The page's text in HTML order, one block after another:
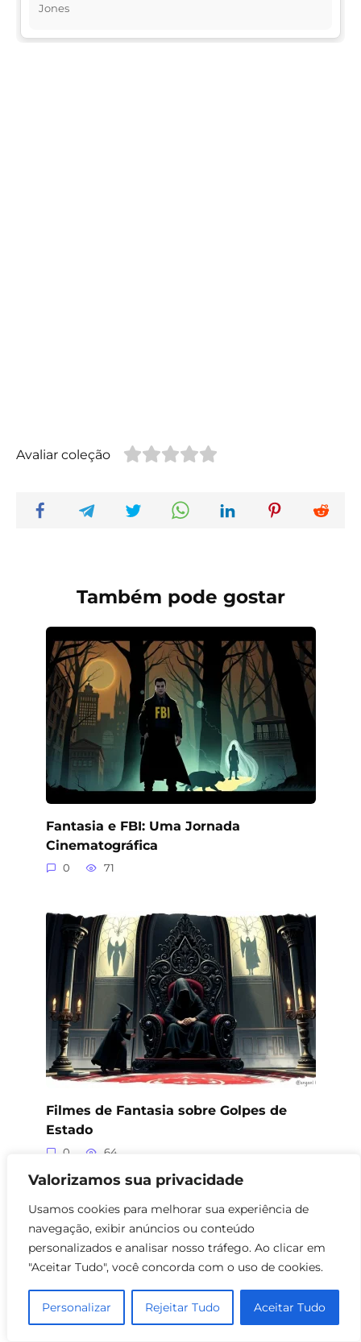
Valorizamos sua privacidade
Usamos cookies para melhorar sua experiência de
navegação, exibir anúncios ou conteúdo
personalizados e analisar nosso tráfego. Ao clicar em
"Aceitar Tudo", você concorda com o uso de cookies.
Personalizar Rejeitar Tudo Aceitar Tudo
Jones
Avaliar coleção
Também pode gostar
Fantasia e FBI: Uma Jornada
Cinematográfica
0 71
Filmes de Fantasia sobre Golpes de
Estado
0 64